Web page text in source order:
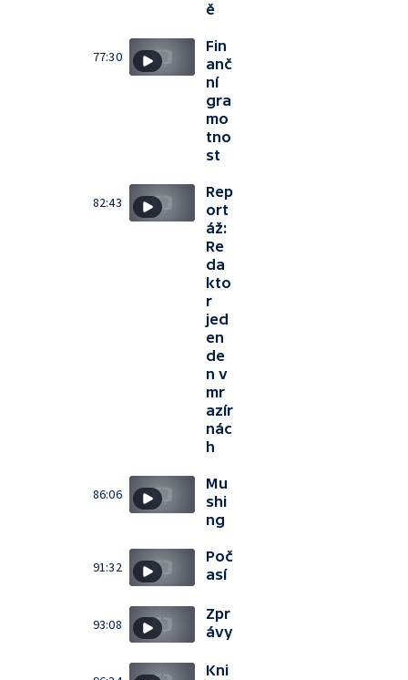
ě
77:30
Fin
anč
ní
gra
mo
tno
st
82:43
Rep
ort
áž:
Re
da
kto
r
jed
en
de
n v
mr
azír
nác
h
86:06
Mu
shi
ng
91:32
Poč
así
93:08
Zpr
ávy
Kni